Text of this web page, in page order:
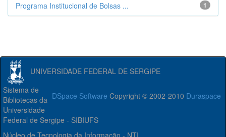
1
Programa Institucional de Bolsas ...
UNIVERSIDADE FEDERAL DE SERGIPE
DSpace Software Copyright © 2002-2010 Duraspace
Sistema de
Bibliotecas da
Universidade
Federal de Sergipe - SIBIUFS
Núcleo de Tecnologia da Informação - NTI